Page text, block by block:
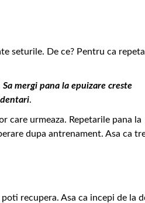
seturile. De ce? Pentru ca
Sa mergi pana la epuizare creste
.
care urmeaza. Repetarile pana la
dupa antrenament. Asa ca
recupera. Asa ca incepi de la